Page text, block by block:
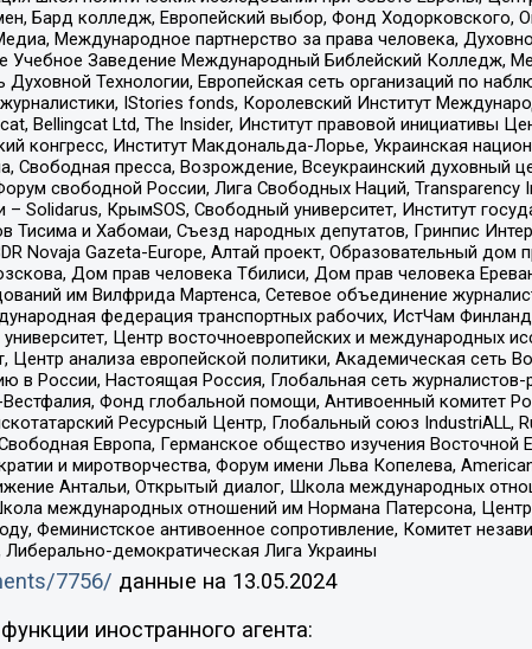
Бард колледж, Европейский выбор, Фонд
Международное партнерство за права человека,
Учебное Заведение Международный Библейский Колледж,
Духовной Технологии, Европейская сеть организаций по
IStories fonds, Королевский Институт
Bellingcat Ltd, The Insider, Институт правовой инициативы
конгресс, Институт Макдональда-Лорье, Украинская
пресса, Возрождение, Всеукраинский духовный
свободной России, Лига Свободных Наций,
Solidarus, КрымSOS, Свободный университет, Институт
Тисима и Хабомаи, Съезд народных депутатов, Гринпис
Novaja Gazeta-Europe, Алтай проект, Образовательный
Дом прав человека Тбилиси, Дом прав человека
им Вилфрида Мартенса, Сетевое объединение
федерация транспортных рабочих, ИстЧам
Центр восточноевропейских и международных
анализа европейской политики, Академическая сеть
в России, Настоящая Россия, Глобальная сеть
Фонд глобальной помощи, Антивоенный комитет
Ресурсный Центр, Глобальный союз IndustriALL,
Европа, Германское общество изучения
и миротворчества, Форум имени Льва Копелева,
Антальи, Открытый диалог, Школа международных
международных отношений им Нормана Патерсона,
Феминистское антивоенное сопротивление, Комитет
демократическая Лига Украины
7756/ данные на 13.05.2024
иностранного агента: